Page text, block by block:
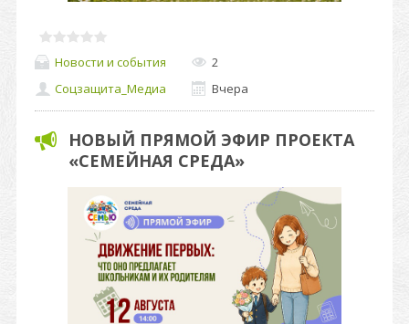
Новости и события
2
Соцзащита_Медиа
Вчера
НОВЫЙ ПРЯМОЙ ЭФИР ПРОЕКТА
«СЕМЕЙНАЯ СРЕДА»